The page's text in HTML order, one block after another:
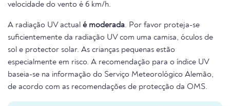
velocidade do vento é 6 km/h.
A radiação UV actual é moderada. Por favor proteja-se
suficientemente da radiação UV com uma camisa, óculos de
sol e protector solar. As crianças pequenas estão
especialmente em risco. A recomendação para o índice UV
baseia-se na informação do Serviço Meteorológico Alemão,
de acordo com as recomendações de protecção da OMS.